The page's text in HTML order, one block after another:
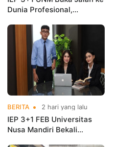
Dunia Profesional,
Kementerian Koperasi
BERITA 2 hari yang lalu
IEP 3+1 FEB Universitas
Nusa Mandiri Bekali